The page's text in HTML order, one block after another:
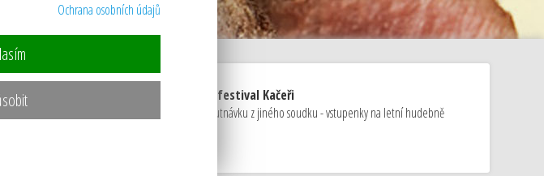
Soutěž o vstupenky na festival Kačeři
Tentokrát pro Vás máme ochutnávku z jiného soudku - vstupenky na letní hudebně
Ochrana osobních údajů